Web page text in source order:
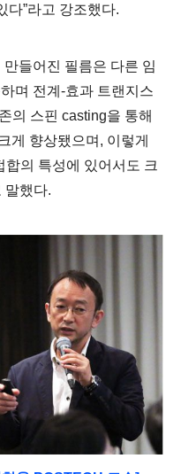
다”라고 강조했다.
들어진 필름은 다른 임
며 전계 -효과 트랜지스
의 스핀 casting을 통해
게 향상됐으며 , 이렇게
합의 특성에 있어서도 크
말했다.